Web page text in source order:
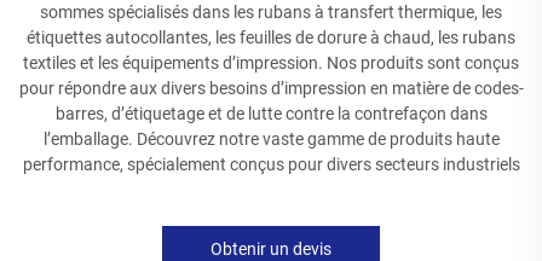
sommes spécialisés dans les rubans à transfert thermique, les
étiquettes autocollantes, les feuilles de dorure à chaud, les rubans
textiles et les équipements d’impression. Nos produits sont conçus
pour répondre aux divers besoins d’impression en matière de codes-
barres, d’étiquetage et de lutte contre la contrefaçon dans
l’emballage. Découvrez notre vaste gamme de produits haute
performance, spécialement conçus pour divers secteurs industriels
Obtenir un devis